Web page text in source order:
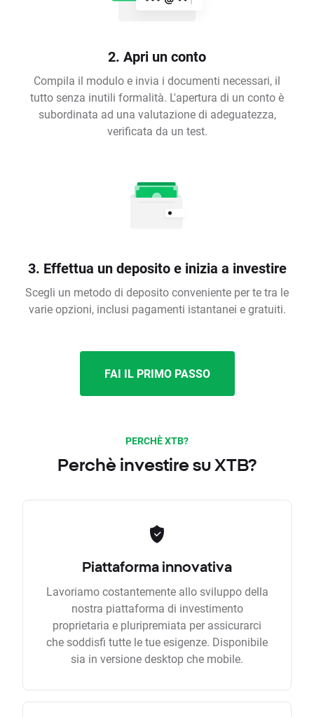
2. Apri un conto
Compila il modulo e invia i documenti necessari, il
tutto senza inutili formalità. L'apertura di un conto è
subordinata ad una valutazione di adeguatezza,
verificata da un test.
3. Effettua un deposito e inizia a investire
Scegli un metodo di deposito conveniente per te tra le
varie opzioni, inclusi pagamenti istantanei e gratuiti.
FAI IL PRIMO PASSO
PERCHÈ XTB?
Perchè investire su XTB?
Piattaforma innovativa
Lavoriamo costantemente allo sviluppo della
nostra piattaforma di investimento
proprietaria e pluripremiata per assicurarci
che soddisfi tutte le tue esigenze. Disponibile
sia in versione desktop che mobile.